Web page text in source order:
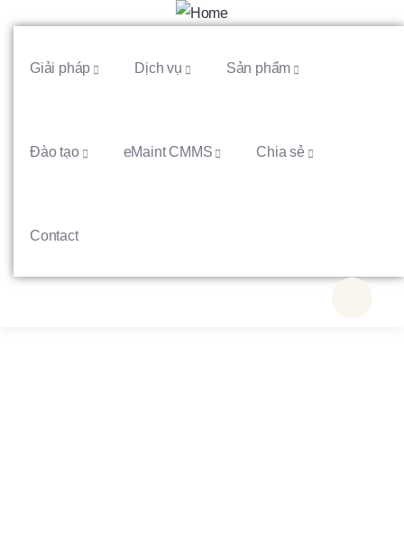
Giải pháp Dịch vụ Sản phẩm
Đào tạo eMaint CMMS Chia sẻ
Contact